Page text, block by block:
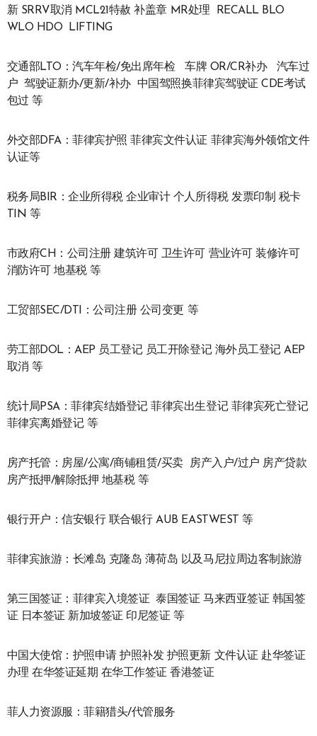
新 SRRV取消 MCL21特赦 补盖章 MR处理 RECALL BLO
WLO HDO LIFTING
交通部LTO：汽车年检/免出席年检 车牌 OR/CR补办 汽车过
户 驾驶证新办/更新/补办 中国驾照换菲律宾驾驶证 CDE考试
包过 等
外交部DFA：菲律宾护照 菲律宾文件认证 菲律宾海外领馆文件
认证等
税务局BIR：企业所得税 企业审计 个人所得税 发票印制 税卡
TIN 等
市政府CH：公司注册 建筑许可 卫生许可 营业许可 装修许可
消防许可 地基税 等
工贸部SEC/DTI：公司注册 公司变更 等
劳工部DOL：AEP 员工登记 员工开除登记 海外员工登记 AEP
取消 等
统计局PSA：菲律宾结婚登记 菲律宾出生登记 菲律宾死亡登记
菲律宾离婚登记 等
房产托管：房屋/公寓/商铺租赁/买卖 房产入户/过户 房产贷款
房产抵押/解除抵押 地基税 等
银行开户：信安银行 联合银行 AUB EASTWEST 等
菲律宾旅游：长滩岛 克隆岛 薄荷岛 以及马尼拉周边客制旅游
第三国签证：菲律宾入境签证 泰国签证 马来西亚签证 韩国签
证 日本签证 新加坡签证 印尼签证 等
中国大使馆：护照申请 护照补发 护照更新 文件认证 赴华签证
办理 在华签证延期 在华工作签证 香港签证
菲人力资源服：菲籍猎头/代管服务